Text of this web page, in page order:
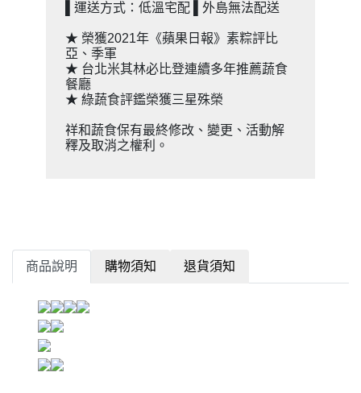
▌運送方式：低溫宅配 ▌外島無法配送
★ 榮獲2021年《蘋果日報》素粽評比
亞、季軍
★ 台北米其林必比登連續多年推薦蔬食
餐廳
★ 綠蔬食評鑑榮獲三星殊榮
祥和蔬食保有最終修改、變更、活動解
釋及取消之權利。
商品說明 購物須知 退貨須知